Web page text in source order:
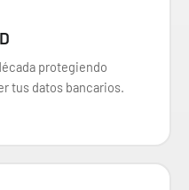
protegiendo
tus datos bancarios.